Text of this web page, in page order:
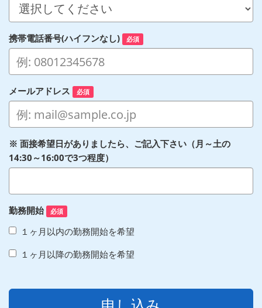
携帯電話番号(ハイフンなし) 必須
メールアドレス 必須
※ 面接希望日がありましたら、ご記入下さい（月～土の
14:30～16:00で3つ程度）
勤務開始 必須
１ヶ月以内の勤務開始を希望
１ヶ月以降の勤務開始を希望